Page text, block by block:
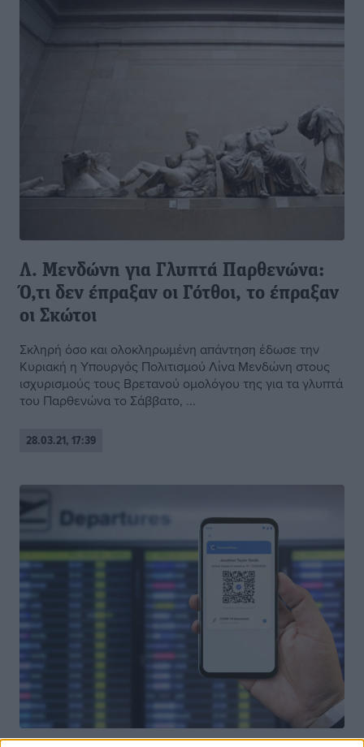
Λ. Μενδώνη για Γλυπτά Παρθενώνα:
Ό,τι δεν έπραξαν οι Γότθοι, το έπραξαν
οι Σκώτοι
Σκληρή όσο και ολοκληρωμένη απάντηση έδωσε την
Κυριακή η Υπουργός Πολιτισμού Λίνα Μενδώνη στους
ισχυρισμούς τους Βρετανού ομολόγου της για τα γλυπτά
του Παρθενώνα το Σάββατο, ...
28.03.21, 17:39